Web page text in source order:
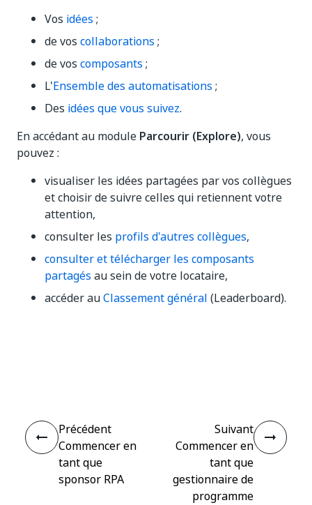
Vos idées ;
de vos collaborations ;
de vos composants ;
L'Ensemble des automatisations ;
Des idées que vous suivez.
En accédant au module Parcourir (Explore), vous
pouvez :
visualiser les idées partagées par vos collègues
et choisir de suivre celles qui retiennent votre
attention,
consulter les profils d'autres collègues,
consulter et télécharger les composants
partagés au sein de votre locataire,
accéder auClassement général (Leaderboard).
Précédent
Commencer en
tant que
sponsor RPA
Suivant
Commencer en
tant que
gestionnaire de
programme